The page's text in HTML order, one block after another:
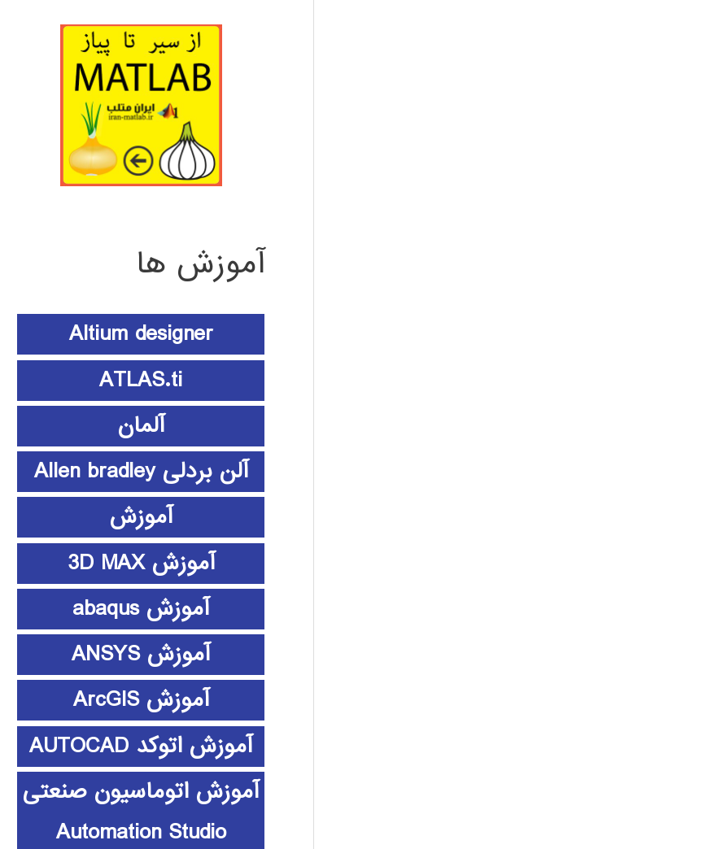
آموزش ها
Altium designer
ATLAS.ti
آلمان
آلن بردلی Allen bradley
آموزش
آموزش 3D MAX
آموزش abaqus
آموزش ANSYS
آموزش ArcGIS
آموزش اتوکد AUTOCAD
آموزش اتوماسیون صنعتی
Automation Studio